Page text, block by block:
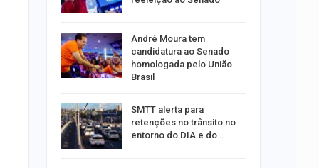
André Moura tem
candidatura ao Senado
homologada pelo União
Brasil
SMTT alerta para
retenções no trânsito no
entorno do DIA e do…